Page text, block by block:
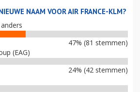
NAAM VOOR AIR FRANCE-KLM?
47% (81 stemmen)
(EAG)
24% (42 stemmen)